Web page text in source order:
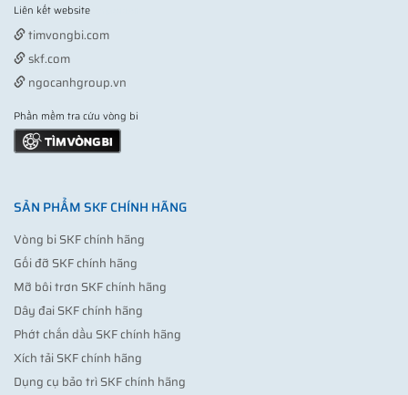
Liên kết website
timvongbi.com
skf.com
ngocanhgroup.vn
Phần mềm tra cứu vòng bi
SẢN PHẨM SKF CHÍNH HÃNG
Vòng bi SKF chính hãng
Gối đỡ SKF chính hãng
Mỡ bôi trơn SKF chính hãng
Dây đai SKF chính hãng
Phớt chắn dầu SKF chính hãng
Xích tải SKF chính hãng
Dụng cụ bảo trì SKF chính hãng